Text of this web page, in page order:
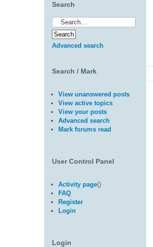
Search
Advanced search
Search / Mark
View unanswered posts
View active topics
View your posts
Advanced search
Mark forums read
User Control Panel
Activity page()
FAQ
Register
Login
Login